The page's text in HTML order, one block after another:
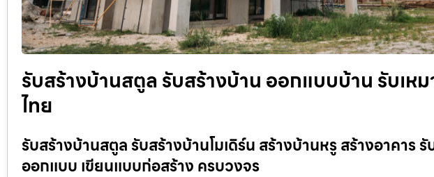
รับสร้างบ้านสตูล รับสร้างบ้าน ออกแบบบ้าน รับเห
ไทย
รับสร้างบ้านสตูล รับสร้างบ้านโมเดิร์น สร้างบ้านหรู สร้างอาคาร
ออกแบบ เขียนแบบก่อสร้าง ครบวงจร